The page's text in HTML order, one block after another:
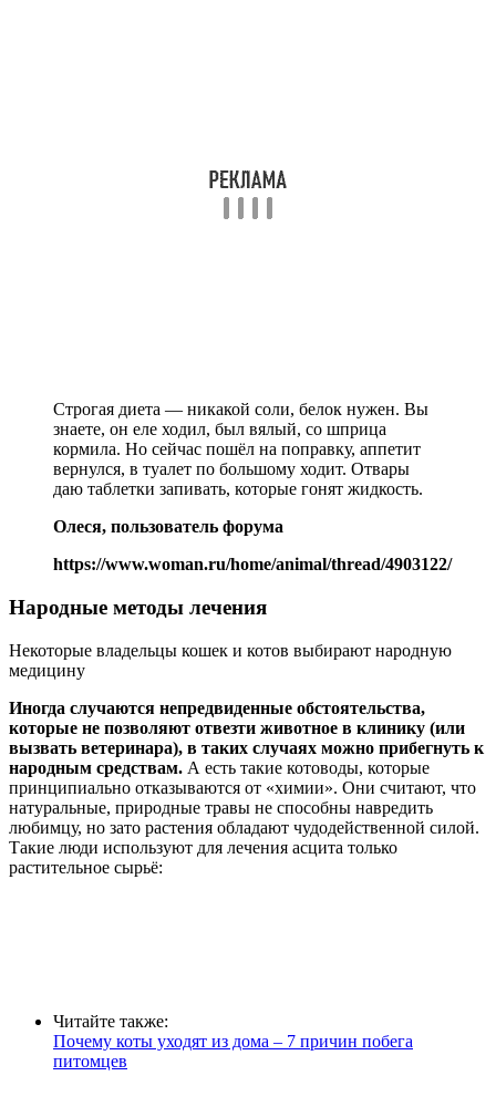
Строгая диета — никакой соли, белок нужен. Вы
знаете, он еле ходил, был вялый, со шприца
кормила. Но сейчас пошёл на поправку, аппетит
вернулся, в туалет по большому ходит. Отвары
даю таблетки запивать, которые гонят жидкость.
Олеся, пользователь форума
https://www.woman.ru/home/animal/thread/4903122/
Народные методы лечения
Некоторые владельцы кошек и котов выбирают народную
медицину
Иногда случаются непредвиденные обстоятельства,
которые не позволяют отвезти животное в клинику (или
вызвать ветеринара), в таких случаях можно прибегнуть к
народным средствам. А есть такие котоводы, которые
принципиально отказываются от «химии». Они считают, что
натуральные, природные травы не способны навредить
любимцу, но зато растения обладают чудодейственной силой.
Такие люди используют для лечения асцита только
растительное сырьё:
Читайте также:
Почему коты уходят из дома – 7 причин побега
питомцев